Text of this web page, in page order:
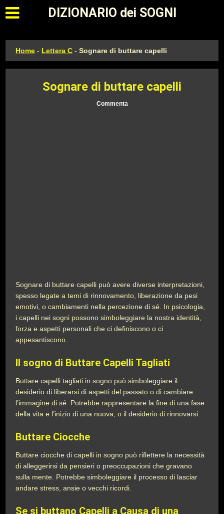
Apri il menu principale
DIZIONARIO dei SOGNI
Home - Lettera C -Sognare di buttare capelli
Sognare di buttare capelli
Commenta
Sognare di buttare capelli può avere diverse interpretazioni,
spesso legate a temi di rinnovamento, liberazione da pesi
emotivi, o cambiamenti nella percezione di sé. In psicologia,
i capelli nei sogni possono simboleggiare la nostra identità,
forza e aspetti personali che ci definiscono o ci
appesantiscono.
Il sogno di Buttare Capelli Tagliati
Buttare capelli tagliati in sogno può simboleggiare il
desiderio di liberarsi di aspetti del passato o di cambiare
l’immagine di sé. Potrebbe rappresentare la fine di una fase
della vita e l’inizio di una nuova, o il desiderio di rinnovarsi.
Buttare Ciocche
Buttare ciocche di capelli in sogno può riflettere la necessità
di alleggerirsi da pensieri o preoccupazioni che gravano
sulla mente. Potrebbe simboleggiare il processo di lasciar
andare stress, ansie o vecchi ricordi.
Se si buttano Capelli a Causa di una